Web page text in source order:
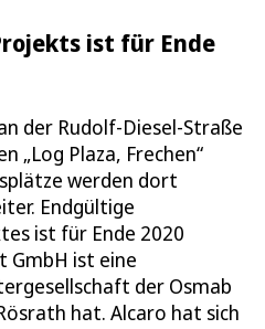
ist für Ende
der Rudolf-Diesel-Straße
„Log Plaza, Frechen“
werden dort
Endgültige
ist für Ende 2020
GmbH ist eine
der Osmab
hat. Alcaro hat sich